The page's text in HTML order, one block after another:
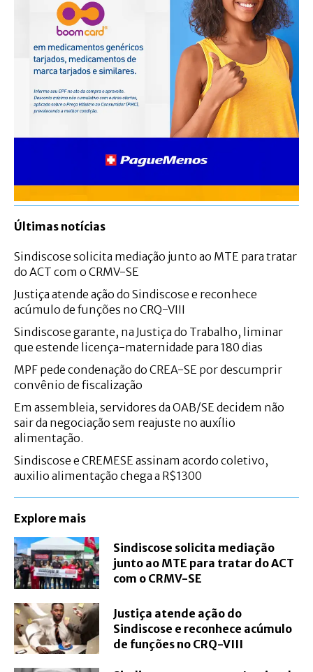
Últimas notícias
Sindiscose solicita mediação junto ao MTE para tratar
do ACT com o CRMV-SE
Justiça atende ação do Sindiscose e reconhece
acúmulo de funções no CRQ-VIII
Sindiscose garante, na Justiça do Trabalho, liminar
que estende licença-maternidade para 180 dias
MPF pede condenação do CREA-SE por descumprir
convênio de fiscalização
Em assembleia, servidores da OAB/SE decidem não
sair da negociação sem reajuste no auxílio
alimentação.
Sindiscose e CREMESE assinam acordo coletivo,
auxilio alimentação chega a R$1300
Explore mais
Sindiscose solicita mediação
junto ao MTE para tratar do ACT
com o CRMV-SE
Justiça atende ação do
Sindiscose e reconhece acúmulo
de funções no CRQ-VIII